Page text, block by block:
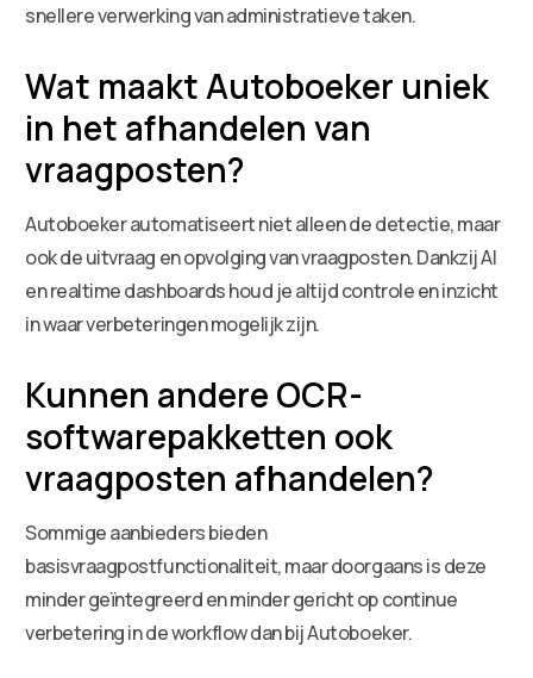
snellere verwerking van administratieve taken.
Wat maakt Autoboeker uniek
in het afhandelen van
vraagposten?
Autoboeker automatiseert niet alleen de detectie, maar
ook de uitvraag en opvolging van vraagposten. Dankzij AI
en realtime dashboards houd je altijd controle en inzicht
in waar verbeteringen mogelijk zijn.
Kunnen andere OCR-
softwarepakketten ook
vraagposten afhandelen?
Sommige aanbieders bieden
basisvraagpostfunctionaliteit, maar doorgaans is deze
minder geïntegreerd en minder gericht op continue
verbetering in de workflow dan bij Autoboeker.